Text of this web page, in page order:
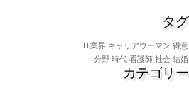
タグ
IT業界 キャリアウーマン 得意
分野 時代 看護師 社会 結婚
カテゴリー